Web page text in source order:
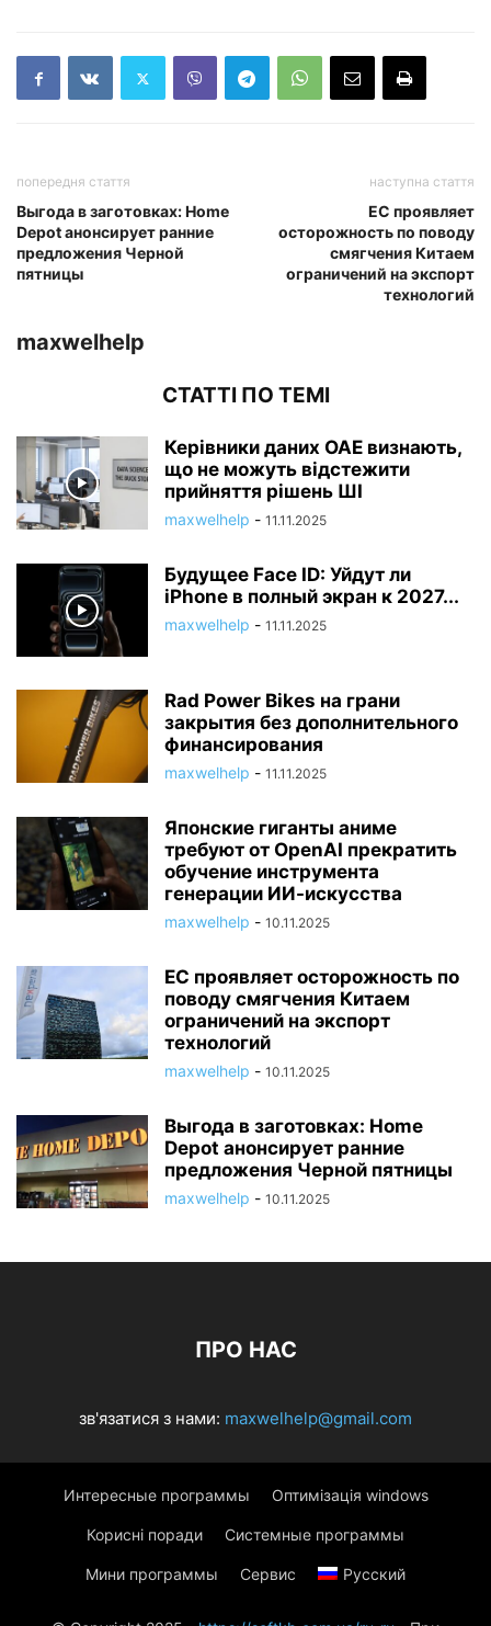
попередня стаття
Выгода в заготовках: Home
Depot анонсирует ранние
предложения Черной
пятницы
наступна стаття
ЕС проявляет
осторожность по поводу
смягчения Китаем
ограничений на экспорт
технологий
maxwelhelp
СТАТТІ ПО ТЕМІ
Керівники даних ОАЕ визнають,
що не можуть відстежити
прийняття рішень ШІ
maxwelhelp - 11.11.2025
Будущее Face ID: Уйдут ли
iPhone в полный экран к 2027...
maxwelhelp - 11.11.2025
Rad Power Bikes на грани
закрытия без дополнительного
финансирования
maxwelhelp - 11.11.2025
Японские гиганты аниме
требуют от OpenAI прекратить
обучение инструмента
генерации ИИ-искусства
maxwelhelp - 10.11.2025
ЕС проявляет осторожность по
поводу смягчения Китаем
ограничений на экспорт
технологий
maxwelhelp - 10.11.2025
Выгода в заготовках: Home
Depot анонсирует ранние
предложения Черной пятницы
maxwelhelp - 10.11.2025
ПРО НАС
зв'язатися з нами: maxwelhelp@gmail.com
Интересные программы Оптимізація windows
Корисні поради Системные программы
Мини программы Сервис Русский